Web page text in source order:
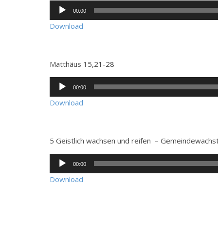
Audio-
Player
00:00
Download
Matthäus 15,21-28
Audio-
Player
00:00
Download
5 Geistlich wachsen und reifen –
Audio-
Player
00:00
Download